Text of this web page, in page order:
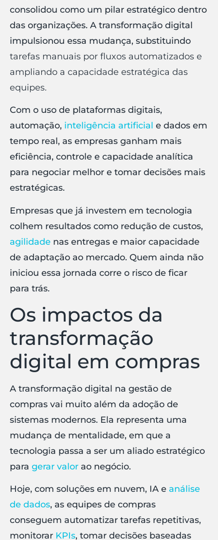
consolidou como um pilar estratégico dentro
das organizações. A transformação digital
impulsionou essa mudança, substituindo
tarefas manuais por fluxos automatizados e
ampliando a capacidade estratégica das
equipes.
Com o uso de plataformas digitais,
automação, inteligência artificial e dados em
tempo real, as empresas ganham mais
eficiência, controle e capacidade analítica
para negociar melhor e tomar decisões mais
estratégicas.
Empresas que já investem em tecnologia
colhem resultados como redução de custos,
agilidade nas entregas e maior capacidade
de adaptação ao mercado. Quem ainda não
iniciou essa jornada corre o risco de ficar
para trás.
Os impactos da
transformação
digital em compras
A transformação digital na gestão de
compras vai muito além da adoção de
sistemas modernos. Ela representa uma
mudança de mentalidade, em que a
tecnologia passa a ser um aliado estratégico
para gerar valor ao negócio.
Hoje, com soluções em nuvem, IA e análise
de dados, as equipes de compras
conseguem automatizar tarefas repetitivas,
monitorar KPIs, tomar decisões baseadas